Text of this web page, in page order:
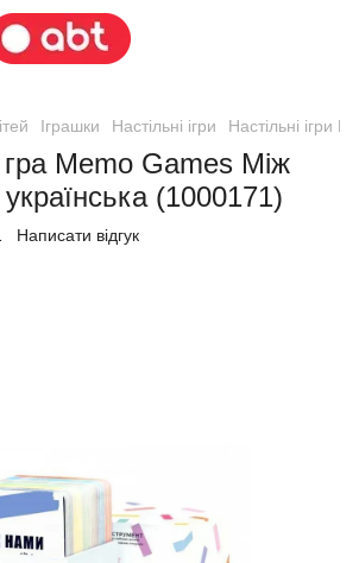
Іграшки Настільні ігри Настільні ігри
гра Memo Games Між
(1000171)
Написати відгук